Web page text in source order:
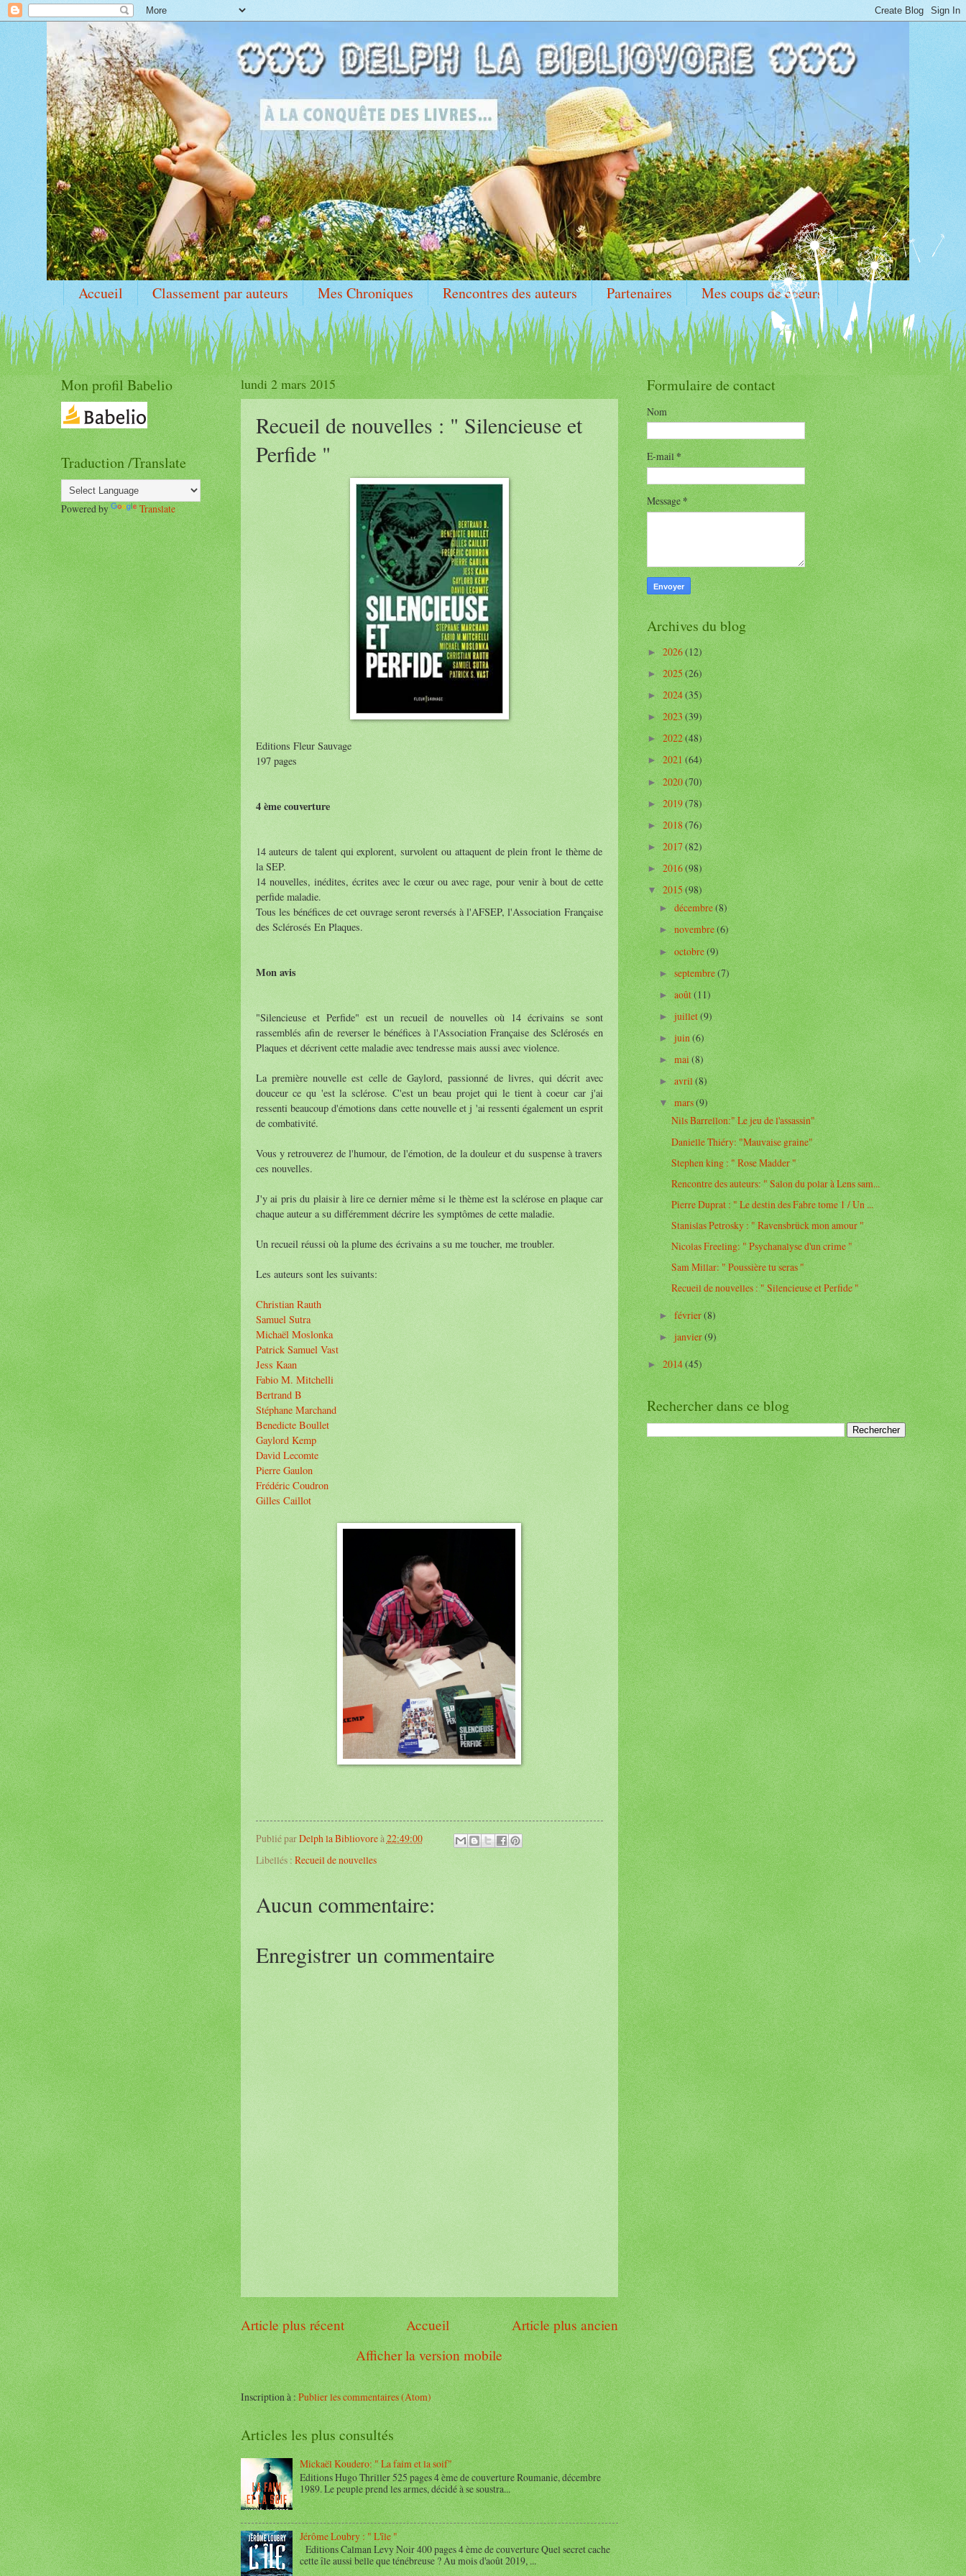
Accueil Classement par auteurs Mes Chroniques Rencontres des auteurs Partenaires
Mes coups de coeurs
Idole Marylin Monroe
Ma PAL
lundi 2 mars 2015
Recueil de nouvelles : " Silencieuse et
Perfide "
Editions Fleur Sauvage
197 pages
4 ème couverture
14 auteurs de talent qui explorent, survolent ou attaquent de plein front le thème de
la SEP.
14 nouvelles, inédites, écrites avec le cœur ou avec rage, pour venir à bout de cette
perfide maladie.
Tous les bénéfices de cet ouvrage seront reversés à l'AFSEP, l'Association Française
des Sclérosés En Plaques.
Mon avis
"Silencieuse et Perfide" est un recueil de nouvelles où 14 écrivains se sont
rassemblés afin de reverser le bénéfices à l'Association Française des Sclérosés en
Plaques et décrivent cette maladie avec tendresse mais aussi avec violence.
La première nouvelle est celle de Gaylord, passionné de livres, qui décrit avec
douceur ce qu 'est la sclérose. C'est un beau projet qui le tient à coeur car j'ai
ressenti beaucoup d'émotions dans cette nouvelle et j 'ai ressenti également un esprit
de combativité.
Vous y retrouverez de l'humour, de l'émotion, de la douleur et du suspense à travers
ces nouvelles.
J'y ai pris du plaisir à lire ce dernier même si le thème est la sclérose en plaque car
chaque auteur a su différemment décrire les symptômes de cette maladie.
Un recueil réussi où la plume des écrivains a su me toucher, me troubler.
Les auteurs sont les suivants:
Christian Rauth
Samuel Sutra
Michaël Moslonka
Patrick Samuel Vast
Jess Kaan
Fabio M. Mitchelli
Bertrand B
Stéphane Marchand
Benedicte Boullet
Gaylord Kemp
David Lecomte
Pierre Gaulon
Frédéric Coudron
Gilles Caillot
Publié parDelph la Bibliovoreà22:49:00
Libellés : Recueil de nouvelles
Aucun commentaire:
Enregistrer un commentaire
Article plus récent Article plus ancien
Accueil
Afficher la version mobile
Inscription à :Publier les commentaires (Atom)
Articles les plus consultés
Mickaël Koudero: " La faim et la soif"
Editions Hugo Thriller 525 pages 4 ème de couverture Roumanie, décembre
1989. Le peuple prend les armes, décidé à se soustra...
Jérôme Loubry : " L'île "
Editions Calman Levy Noir 400 pages 4 ème de couverture Quel secret cache
cette île aussi belle que ténébreuse ? Au mois d'août 2019, ...
Mon profil Babelio
Traduction /Translate
Powered by Translate
Formulaire de contact
Nom
E-mail*
Message*
Archives du blog
►2026(12)
►2025(26)
►2024(35)
►2023(39)
►2022(48)
►2021(64)
►2020(70)
►2019(78)
►2018(76)
►2017(82)
►2016(98)
▼2015(98)
►décembre(8)
►novembre(6)
►octobre(9)
►septembre(7)
►août(11)
►juillet(9)
►juin(6)
►mai(8)
►avril(8)
▼mars(9)
Nils Barrellon:" Le jeu de l'assassin"
Danielle Thiéry: "Mauvaise graine"
Stephen king : " Rose Madder "
Rencontre des auteurs: " Salon du polar à Lens sam...
Pierre Duprat : " Le destin des Fabre tome 1 / Un ...
Stanislas Petrosky : " Ravensbrück mon amour "
Nicolas Freeling: " Psychanalyse d'un crime "
Sam Millar: " Poussière tu seras "
Recueil de nouvelles : " Silencieuse et Perfide "
►février(8)
►janvier(9)
►2014(45)
Rechercher dans ce blog